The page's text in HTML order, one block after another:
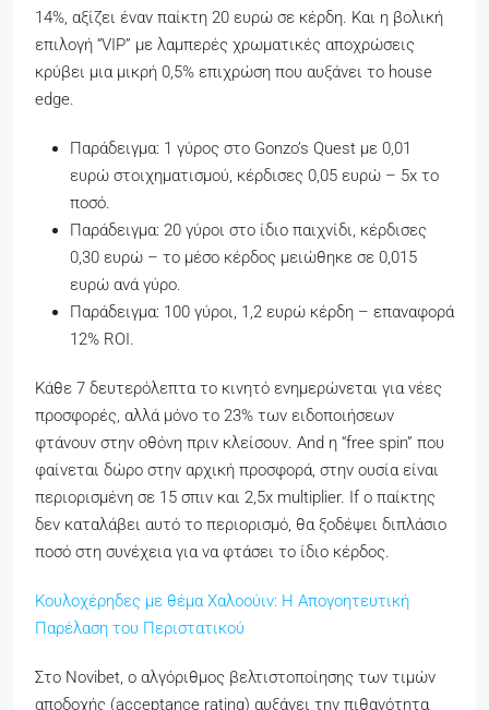
14%, αξίζει έναν παίκτη 20 ευρώ σε κέρδη. Και η βολική
επιλογή “VIP” με λαμπερές χρωματικές αποχρώσεις
κρύβει μια μικρή 0,5% επιχρώση που αυξάνει το house
edge.
Παράδειγμα: 1 γύρος στο Gonzo’s Quest με 0,01
ευρώ στοιχηματισμού, κέρδισες 0,05 ευρώ – 5x το
ποσό.
Παράδειγμα: 20 γύροι στο ίδιο παιχνίδι, κέρδισες
0,30 ευρώ – το μέσο κέρδος μειώθηκε σε 0,015
ευρώ ανά γύρο.
Παράδειγμα: 100 γύροι, 1,2 ευρώ κέρδη – επαναφορά
12% ROI.
Κάθε 7 δευτερόλεπτα το κινητό ενημερώνεται για νέες
προσφορές, αλλά μόνο το 23% των ειδοποιήσεων
φτάνουν στην οθόνη πριν κλείσουν. And η “free spin” που
φαίνεται δώρο στην αρχική προσφορά, στην ουσία είναι
περιορισμένη σε 15 σπιν και 2,5x multiplier. If ο παίκτης
δεν καταλάβει αυτό το περιορισμό, θα ξοδέψει διπλάσιο
ποσό στη συνέχεια για να φτάσει το ίδιο κέρδος.
Κουλοχέρηδες με θέμα Χαλοούιν: Η Απογοητευτική
Παρέλαση του Περιστατικού
Στο Novibet, ο αλγόριθμος βελτιστοποίησης των τιμών
αποδοχής (acceptance rating) αυξάνει την πιθανότητα